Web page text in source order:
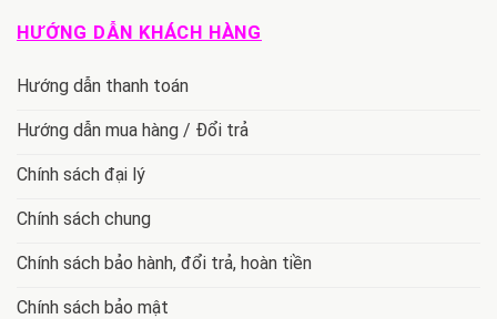
HƯỚNG DẪN KHÁCH HÀNG
Hướng dẫn thanh toán
Hướng dẫn mua hàng / Đổi trả
Chính sách đại lý
Chính sách chung
Chính sách bảo hành, đổi trả, hoàn tiền
Chính sách bảo mật